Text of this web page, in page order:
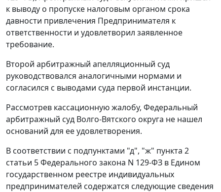
к выводу о пропуске налоговым органом срока
давности привлечения Предпринимателя к
ответственности и удовлетворил заявленное
требование.
Второй арбитражный апелляционный суд
руководствовался аналогичными нормами и
согласился с выводами суда первой инстанции.
Рассмотрев кассационную жалобу, Федеральный
арбитражный суд Волго-Вятского округа не нашел
оснований для ее удовлетворения.
В соответствии с подпунктами "д", "ж" пункта 2
статьи 5Федерального закона N 129-ФЗ в Едином
государственном реестре индивидуальных
предпринимателей содержатся следующие сведения